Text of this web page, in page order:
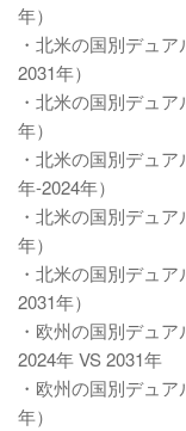
年）
・北米の国別デュ
2031年）
・北米の国別デュ
年）
・北米の国別デュ
年-2024年）
・北米の国別デュ
年）
・北米の国別デュ
2031年）
・欧州の国別デュ
2024年 VS 2031年
・欧州の国別デュ
年）